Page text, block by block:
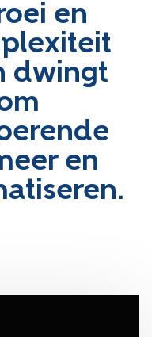
en
dwingt
en